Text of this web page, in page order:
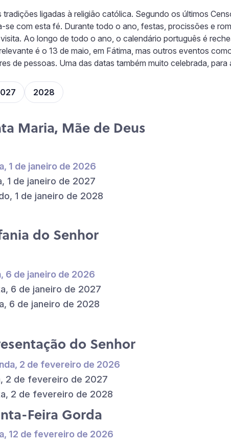
tradições ligadas à religião católica. Segundo os últimos
com esta fé. Durante todo o ano, festas, procissões e
Ao longo de todo o ano, o calendário português é
é o 13 de maio, em Fátima, mas outros eventos
de pessoas. Uma das datas também muito celebrada,
2028
Maria, Mãe de Deus
1 de janeiro de 2026
1 de janeiro de 2027
1 de janeiro de 2028
do Senhor
6 de janeiro de 2026
6 de janeiro de 2027
6 de janeiro de 2028
do Senhor
2 de fevereiro de 2026
2 de fevereiro de 2027
2 de fevereiro de 2028
Feira Gorda
12 de fevereiro de 2026